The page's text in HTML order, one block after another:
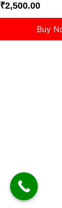
₹2,500.00
Buy